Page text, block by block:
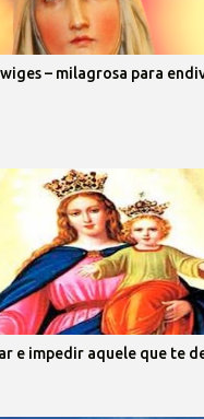
– milagrosa para
e impedir aquele que te